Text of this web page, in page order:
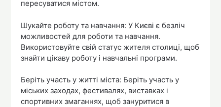
пересуватися містом.
Шукайте роботу та навчання: У Києві є безліч
можливостей для роботи та навчання.
Використовуйте свій статус жителя столиці, щоб
знайти цікаву роботу і навчальні програми.
Беріть участь у житті міста: Беріть участь у
міських заходах, фестивалях, виставках і
спортивних змаганнях, щоб зануритися в